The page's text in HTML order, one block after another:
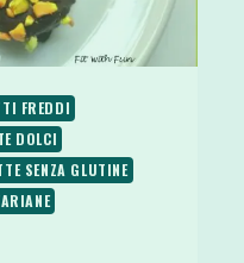
FREDDI
DOLCI
SENZA GLUTINE